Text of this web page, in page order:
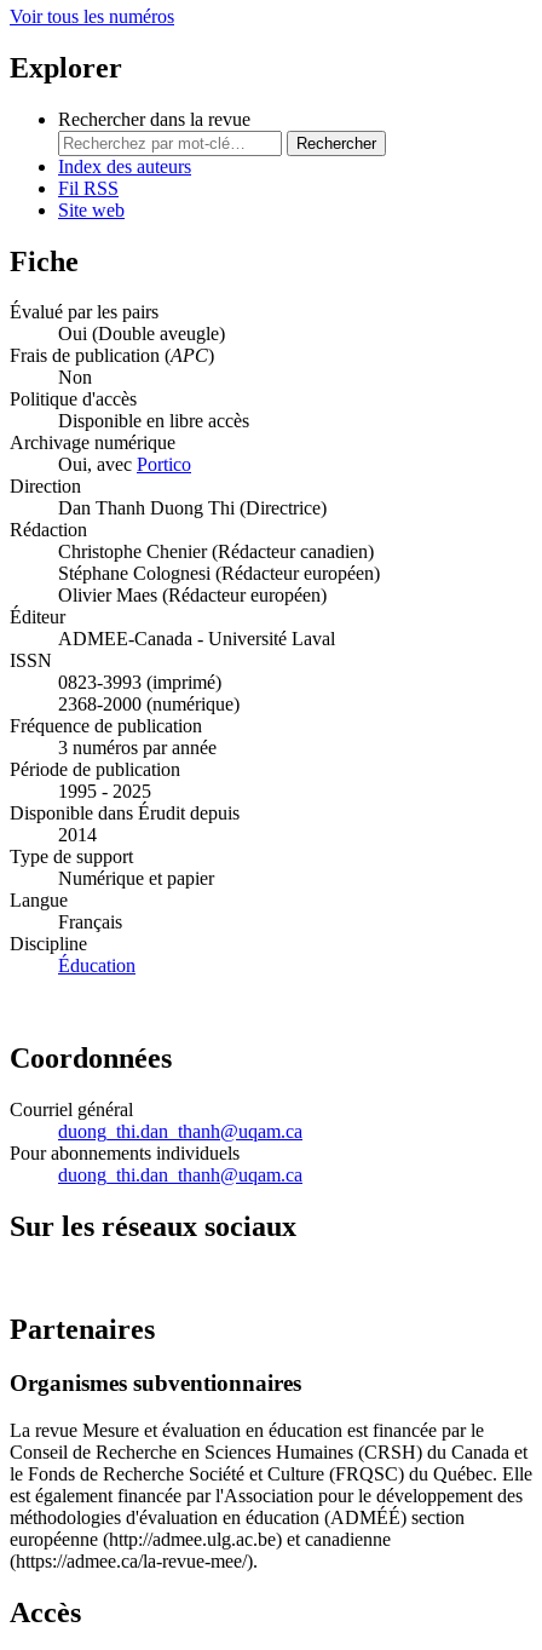
Voir tous les numéros
Explorer
Rechercher dans la revue
Rechercher
Index des auteurs
Fil RSS
Site web
Fiche
Évalué par les pairs
Oui (Double aveugle)
Frais de publication (APC)
Non
Politique d'accès
Disponible en libre accès
Archivage numérique
Oui, avec Portico
Direction
Dan Thanh Duong Thi (Directrice)
Rédaction
Christophe Chenier (Rédacteur canadien)
Stéphane Colognesi (Rédacteur européen)
Olivier Maes (Rédacteur européen)
Éditeur
ADMEE-Canada - Université Laval
ISSN
0823-3993 (imprimé)
2368-2000 (numérique)
Fréquence de publication
3 numéros par année
Période de publication
1995 - 2025
Disponible dans Érudit depuis
2014
Type de support
Numérique et papier
Langue
Français
Discipline
Éducation
Coordonnées
Courriel général
duong_thi.dan_thanh@uqam.ca
Pour abonnements individuels
duong_thi.dan_thanh@uqam.ca
Sur les réseaux sociaux
Partenaires
Organismes subventionnaires
La revue Mesure et évaluation en éducation est financée par le
Conseil de Recherche en Sciences Humaines (CRSH) du Canada et
le Fonds de Recherche Société et Culture (FRQSC) du Québec. Elle
est également financée par l'Association pour le développement des
méthodologies d'évaluation en éducation (ADMÉÉ) section
européenne (http://admee.ulg.ac.be) et canadienne
(https://admee.ca/la-revue-mee/).
Accès